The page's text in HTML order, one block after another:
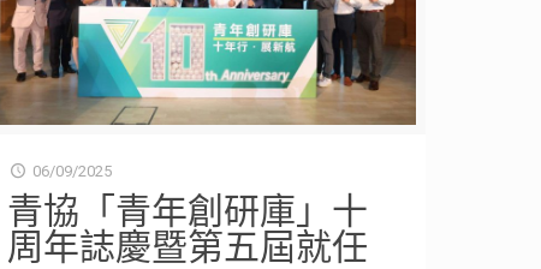
06/09/2025
青協「青年創研庫」十
周年誌慶暨第五屆就任